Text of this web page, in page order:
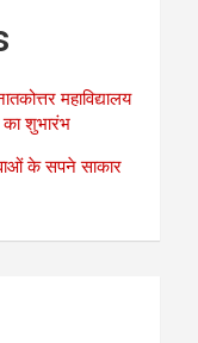
महाविद्यालय
का शुभारंभ
के सपने साकार